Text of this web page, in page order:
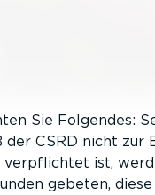
Sie Folgendes:
der CSRD nicht zur
verpflichtet ist,
gebeten,